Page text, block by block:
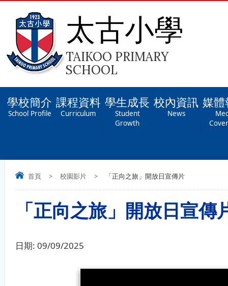
太古小學
TAIKOO PRIMARY
SCHOOL
學校簡介
School Profile
課程資料
Curriculum
學生成長
Student
Growth
校內資訊
News
媒
首頁 > 校園影片 > 「正向之旅」開放日宣傳片
「正向之旅」開放日宣傳
日期: 09/09/2025